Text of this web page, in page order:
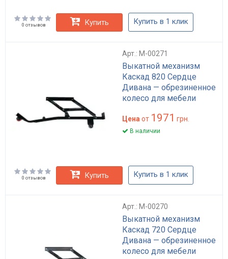
0 отзывов Купить Купить в 1 клик
Арт.: M-00271
Выкатной механизм
Каскад 820 Сердце
Дивана — обрезиненное
колесо для мебели
Цена от 1971 грн.
В наличии
0 отзывов Купить Купить в 1 клик
Арт.: M-00270
Выкатной механизм
Каскад 720 Сердце
Дивана — обрезиненное
колесо для мебели